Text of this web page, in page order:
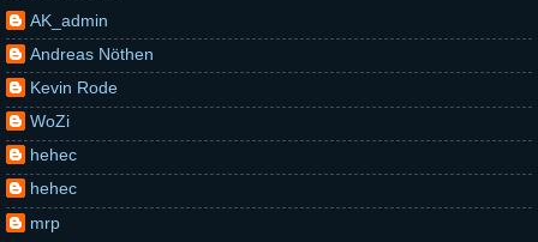
AK_admin
Andreas Nöthen
Kevin Rode
WoZi
hehec
hehec
mrp